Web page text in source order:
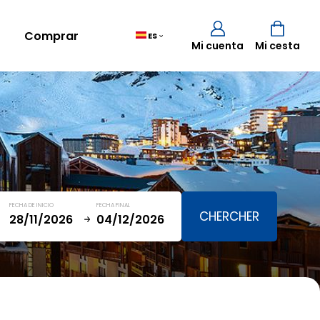
Comprar ES
Mi cuenta Mi cesta
Cesta (0)
TOTAL 0,00 €
FECHA DE INICIO FECHA FINAL
January
SAT SUN MON TUE WED THU SAT